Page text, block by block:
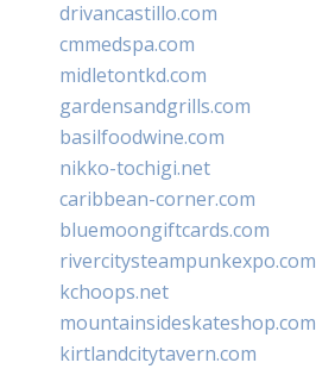
drivancastillo.com
cmmedspa.com
midletontkd.com
gardensandgrills.com
basilfoodwine.com
nikko-tochigi.net
caribbean-corner.com
bluemoongiftcards.com
rivercitysteampunkexpo.com
kchoops.net
mountainsideskateshop.com
kirtlandcitytavern.com